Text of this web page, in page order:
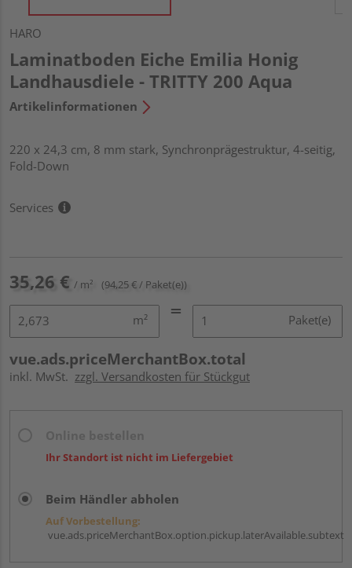
HARO
Laminatboden Eiche Emilia Honig
Landhausdiele - TRITTY 200 Aqua
Artikelinformationen
220 x 24,3 cm, 8 mm stark, Synchronprägestruktur, 4-seitig,
Fold-Down
Services
35,26 € / m² (94,25 € / Paket(e))
m² Paket(e)
vue.ads.priceMerchantBox.total
inkl. MwSt. zzgl. Versandkosten für Stückgut
Ihr Standort ist nicht im Liefergebiet
Beim Händler abholen
Auf Vorbestellung:
vue.ads.priceMerchantBox.option.pickup.laterAvailable.subtext